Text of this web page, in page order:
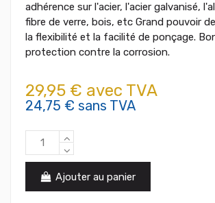
adhérence sur l'acier, l'acier galvanisé,
fibre de verre, bois, etc Grand pouvoir
la flexibilité et la facilité de ponçage.
protection contre la corrosion.
29,95 € avec TVA
24,75 € sans TVA
Ajouter au panier